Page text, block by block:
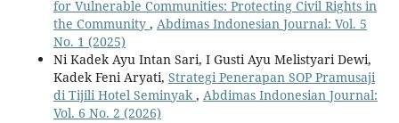
for Vulnerable Communities: Protecting Civil Rights in
the Community , Abdimas Indonesian Journal: Vol. 5
No. 1 (2025)
Ni Kadek Ayu Intan Sari, I Gusti Ayu Melistyari Dewi,
Kadek Feni Aryati, Strategi Penerapan SOP Pramusaji
di Tijili Hotel Seminyak , Abdimas Indonesian Journal:
Vol. 6 No. 2 (2026)